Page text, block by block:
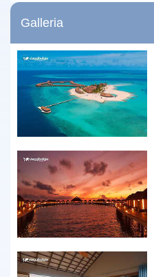
Galleria